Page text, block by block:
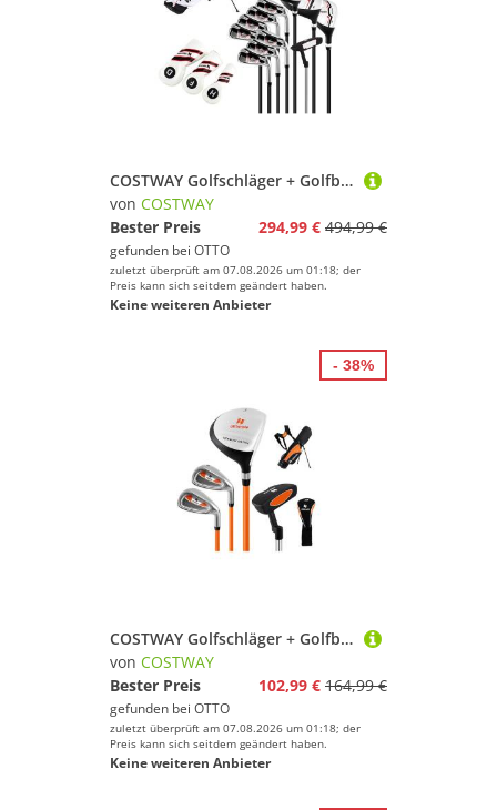
COSTWAY Golfschläger + Golfbag, Leichte 11 teilige Damen Golfschlägersätze rechtshändig
von COSTWAY
Bester Preis
294,99 € 494,99 €
gefunden bei OTTO
zuletzt überprüft am 07.08.2026 um 01:18; der
Preis kann sich seitdem geändert haben.
Keine weiteren Anbieter
COSTWAY Golfschläger + Golfbag, mit Fairway-Holz, Eisen 7, 9 & Putter
von COSTWAY
Bester Preis
102,99 € 164,99 €
gefunden bei OTTO
zuletzt überprüft am 07.08.2026 um 01:18; der
Preis kann sich seitdem geändert haben.
Keine weiteren Anbieter
- 38%